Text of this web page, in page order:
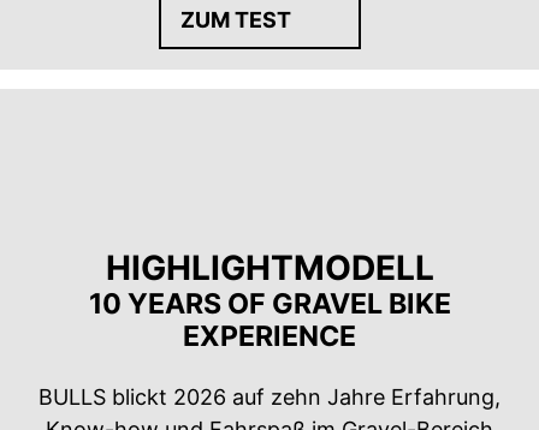
ZUM TEST
HIGHLIGHTMODELL
10 YEARS OF GRAVEL BIKE
EXPERIENCE
BULLS blickt 2026 auf zehn Jahre Erfahrung,